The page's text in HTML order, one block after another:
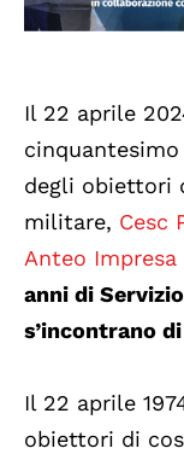
Il 22 aprile
degli obiettori
militare, Cesc
Anteo Impresa
anni di
s’incontrano
Il 22 aprile
obiettori di